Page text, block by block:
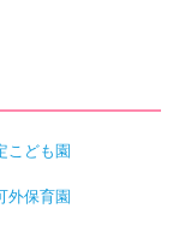
こども園
外保育園